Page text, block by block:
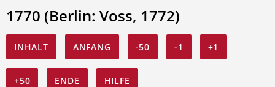
1770 (Berlin: Voss, 1772)
INHALT ANFANG -50 -1 +1
+50 ENDE HILFE